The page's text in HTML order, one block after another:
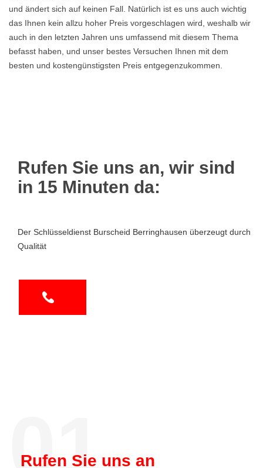
und ändert sich auf keinen Fall. Natürlich ist es uns auch wichtig
das Ihnen kein allzu hoher Preis vorgeschlagen wird, weshalb wir
auch in den letzten Jahren uns umfassend mit diesem Thema
befasst haben, und unser bestes Versuchen Ihnen mit dem
besten und kostengünstigsten Preis entgegenzukommen.
Rufen Sie uns an, wir sind
in 15 Minuten da:
Der Schlüsseldienst Burscheid Berringhausen überzeugt durch
Qualität
01.
Rufen Sie uns an